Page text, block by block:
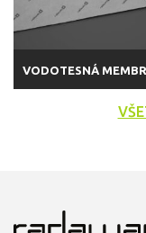
VODOTESNÁ